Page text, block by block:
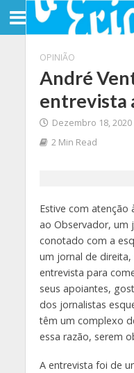
OPINIÃO
André
entrevista
Dezembro 18, 2020
2 Min Read
Estive com atenção
ao Observador, um
conotado com a
um jornal de direita,
entrevista para
seus apoiantes,
dos jornalistas
têm um complexo
essa razão, serem
A entrevista foi de